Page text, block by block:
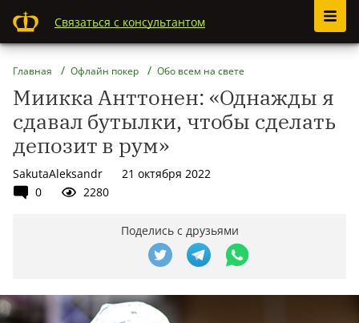
Связаться с консультантом
Главная Офлайн покер Обо всем на свете
Миикка Анттонен: «Однажды я
сдавал бутылки, чтобы сделать
депозит в рум»
SakutaAleksandr
21 октября 2022
0
2280
Поделись с друзьями